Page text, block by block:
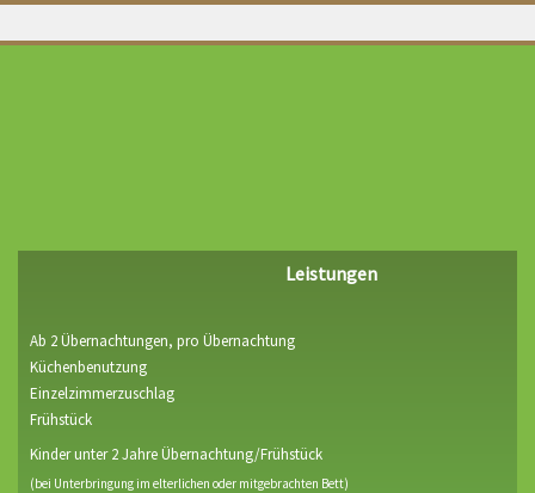
Leistungen
Ab 2 Übernachtungen, pro Übernachtung
Küchenbenutzung
Einzelzimmerzuschlag
Frühstück
Kinder unter 2 Jahre Übernachtung/Frühstück
(bei Unterbringung im elterlichen oder mitgebrachten Bett)